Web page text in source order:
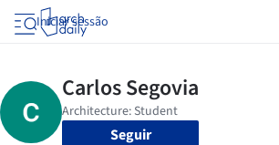
Iniciar sessão
Seguir